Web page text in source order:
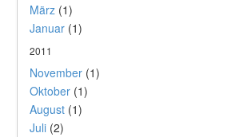
März (1)
Januar (1)
2011
November (1)
Oktober (1)
August (1)
Juli (2)